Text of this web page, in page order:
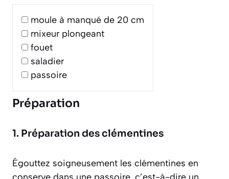
moule à manqué de 20 cm
mixeur plongeant
fouet
saladier
passoire
Préparation
1. Préparation des clémentines
Égouttez soigneusement les clémentines en
conserve dans une passoire, c’est-à-dire un